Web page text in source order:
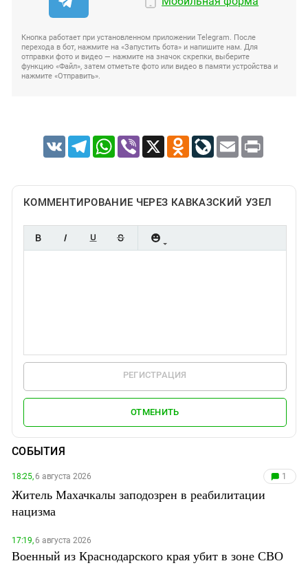
Кнопка работает при установленном приложении Telegram. После
перехода в бот, нажмите на «Запустить бота» и напишите нам. Для
отправки фото и видео — нажмите на значок скрепки, выберите
функцию «Файл», затем отметьте фото или видео в памяти устройства и
нажмите «Отправить».
VK TelegramWhatsApp
Viber X Odnoklassniki
LiveJournal
Email Print
КОММЕНТИРОВАНИЕ ЧЕРЕЗ КАВКАЗСКИЙ УЗЕЛ
РЕГИСТРАЦИЯ
ОТМЕНИТЬ
СОБЫТИЯ
18:25,6 августа 2026 1
Житель Махачкалы заподозрен в реабилитации
нацизма
17:19,6 августа 2026
Военный из Краснодарского края убит в зоне СВО